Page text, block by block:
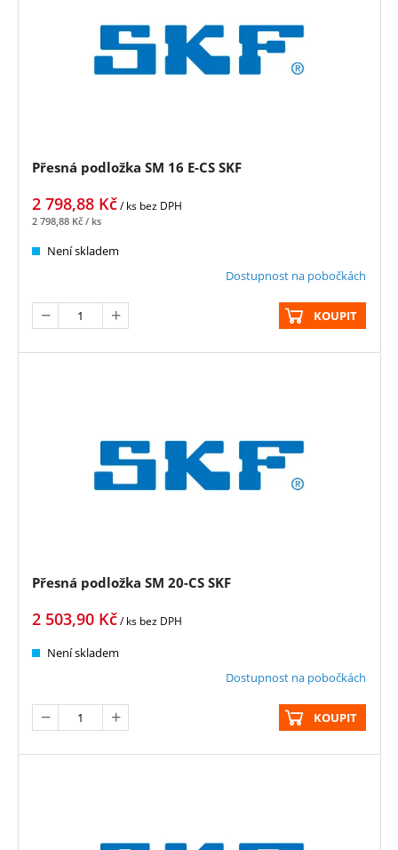
Přesná podložka SM 16 E-CS SKF
2 798,88 Kč/ ks bez DPH
2 798,88 Kč / ks
Není skladem
Dostupnost na pobočkách
KOUPIT
Přesná podložka SM 20-CS SKF
2 503,90 Kč/ ks bez DPH
Není skladem
Dostupnost na pobočkách
KOUPIT